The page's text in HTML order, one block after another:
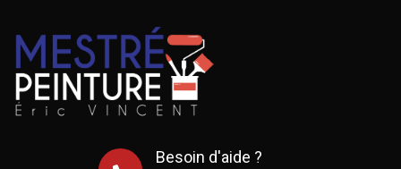
Besoin d'aide ?